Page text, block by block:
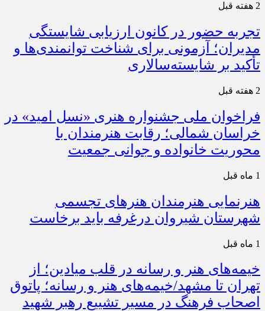
2 هفته قبل
تجربه حضور در کانون ارزیابی شایستگی
مدیران؛ آزمونی برای شناخت توانمندی‌ها و
تأکید بر شایسته‌سالاری
2 هفته قبل
فراخوان ملی جشنواره هنری «نسل امید» در
خراسان شمالی؛ رقابت هنرمندان با
محوریت خانواده و جوانی جمعیت
1 ماه قبل
هنرنمایی هنرمندان هنرهای تجسمی
شهرستان شیروان درغرفه باید برخاست
1 ماه قبل
خیمه‌های هنر و رسانه در قلب میادین؛ از
تهران تا مشهد/خیمه‌های هنر و رسانه؛ پاتوق
اصحاب فرهنگ در مسیر تشییع رهبر شهید